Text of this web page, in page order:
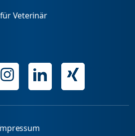
für Veterinär